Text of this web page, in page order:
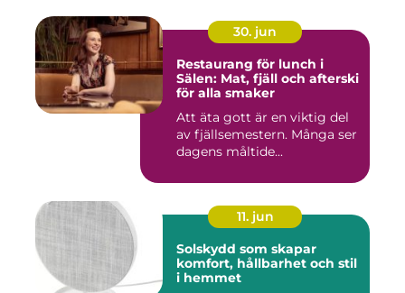
30. jun
Restaurang för lunch i
Sälen: Mat, fjäll och afterski
för alla smaker
Att äta gott är en viktig del
av fjällsemestern. Många ser
dagens måltide...
11. jun
Solskydd som skapar
komfort, hållbarhet och stil
i hemmet